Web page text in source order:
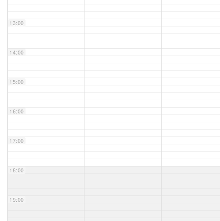
Unser Bijou
VS-Intern
13:00
14:00
15:00
16:00
17:00
18:00
19:00